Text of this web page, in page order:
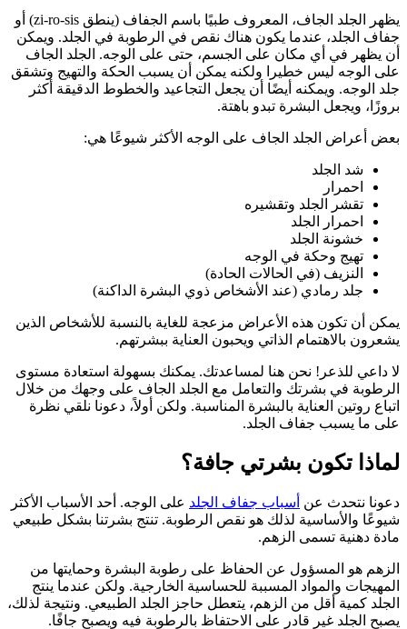
يظهر الجلد الجاف، المعروف طبيًا باسم الجفاف (ينطق zi-ro-sis) أو
جفاف الجلد، عندما يكون هناك نقص في الرطوبة في الجلد. ويمكن
أن يظهر في أي مكان على الجسم، حتى على الوجه. الجلد الجاف
على الوجه ليس خطيرا ولكنه يمكن أن يسبب الحكة والتهيج وتشقق
جلد الوجه. ويمكنه أيضًا أن يجعل التجاعيد والخطوط الدقيقة أكثر
بروزًا، ويجعل البشرة تبدو باهتة.
بعض أعراض الجلد الجاف على الوجه الأكثر شيوعًا هي:
شد الجلد
احمرار
تقشر الجلد وتقشيره
احمرار الجلد
خشونة الجلد
تهيج وحكة في الوجه
النزيف (في الحالات الحادة)
جلد رمادي (عند الأشخاص ذوي البشرة الداكنة)
يمكن أن تكون هذه الأعراض مزعجة للغاية بالنسبة للأشخاص الذين
يشعرون بالاهتمام الذاتي ويحبون العناية ببشرتهم.
لا داعي للذعر! نحن هنا لمساعدتك. يمكنك بسهولة استعادة مستوى
الرطوبة في بشرتك والتعامل مع الجلد الجاف على وجهك من خلال
اتباع روتين العناية بالبشرة المناسبة. ولكن أولاً، دعونا نلقي نظرة
على ما يسبب جفاف الجلد.
لماذا تكون بشرتي جافة؟
دعونا نتحدث عن أسباب جفاف الجلد على الوجه. أحد الأسباب الأكثر
شيوعًا والأساسية لذلك هو نقص الرطوبة. تنتج بشرتنا بشكل طبيعي
مادة دهنية تسمى الزهم.
الزهم هو المسؤول عن الحفاظ على رطوبة البشرة وحمايتها من
المهيجات والمواد المسببة للحساسية الخارجية. ولكن عندما ينتج
الجلد كمية أقل من الزهم، يتعطل حاجز الجلد الطبيعي. ونتيجة لذلك،
يصبح الجلد غير قادر على الاحتفاظ بالرطوبة فيه ويصبح جافًا.